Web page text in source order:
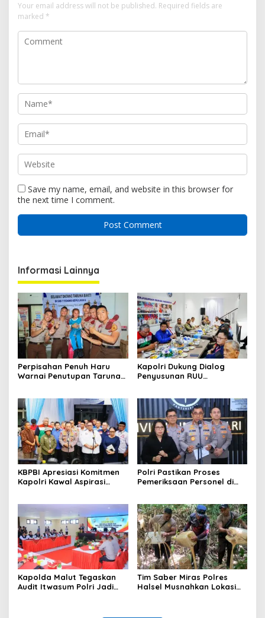
Your email address will not be published. Required fields are
marked *
Save my name, email, and website in this browser for
the next time I comment.
Informasi Lainnya
Perpisahan Penuh Haru
Warnai Penutupan Taruna
Kapolri Dukung Dialog
Penyusunan RUU
KBPBI Apresiasi Komitmen
Kapolri Kawal Aspirasi
Polri Pastikan Proses
Pemeriksaan Personel di
Transparan
Kapolda Malut Tegaskan
Audit Itwasum Polri Jadi
Tim Saber Miras Polres
Halsel Musnahkan Lokasi